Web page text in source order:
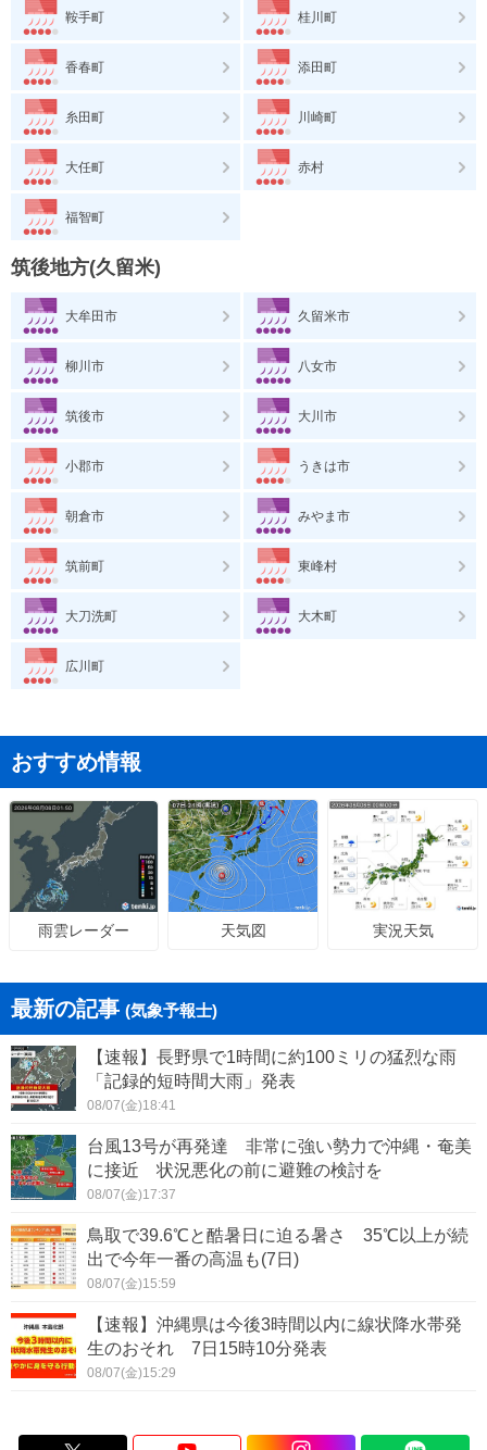
鞍手町 桂川町
香春町 添田町
糸田町 川崎町
大任町 赤村
福智町
筑後地方(久留米)
大牟田市 久留米市
柳川市 八女市
筑後市 大川市
小郡市 うきは市
朝倉市 みやま市
筑前町 東峰村
大刀洗町 大木町
広川町
おすすめ情報
雨雲レーダー 天気図 実況天気
最新の記事 (気象予報士)
【速報】長野県で1時間に約100ミリの猛烈な雨
「記録的短時間大雨」発表
08/07(金)18:41
台風13号が再発達 非常に強い勢力で沖縄・奄美
に接近 状況悪化の前に避難の検討を
08/07(金)17:37
鳥取で39.6℃と酷暑日に迫る暑さ 35℃以上が続
出で今年一番の高温も(7日)
08/07(金)15:59
【速報】沖縄県は今後3時間以内に線状降水帯発
生のおそれ 7日15時10分発表
08/07(金)15:29